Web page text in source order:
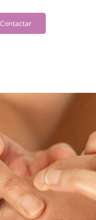
Contactar
O que é o Shiatsu?